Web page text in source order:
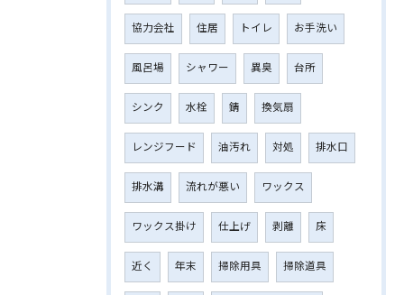
協力会社 住居 トイレ お手洗い
風呂場 シャワー 異臭 台所
シンク 水栓 錆 換気扇
レンジフード 油汚れ 対処 排水口
排水溝 流れが悪い ワックス
ワックス掛け 仕上げ 剥離 床
近く 年末 掃除用具 掃除道具